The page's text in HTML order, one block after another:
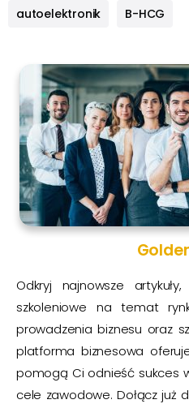
autoelektronik
B-HCG
Odkryj najnowsze
szkoleniowe na temat
prowadzenia biznesu oraz
platforma biznesowa
pomogą Ci odnieść sukces
cele zawodowe. Dołącz już